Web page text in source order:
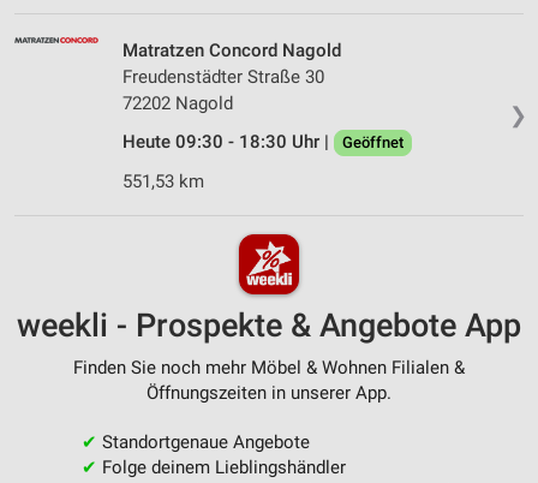
❯
Matratzen Concord Nagold
Freudenstädter Straße 30
72202 Nagold
Heute 09:30 - 18:30 Uhr |
Geöffnet
551,53 km
weekli - Prospekte & Angebote App
Finden Sie noch mehr Möbel & Wohnen Filialen &
Öffnungszeiten in unserer App.
✔ Standortgenaue Angebote
✔ Folge deinem Lieblingshändler